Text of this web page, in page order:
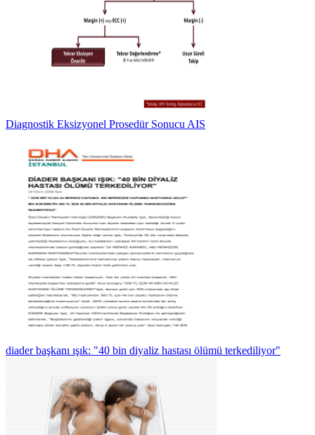
Diagnostik Eksizyonel Prosedür Sonucu AIS
diader başkanı ışık: "40 bin diyaliz hastası ölümü terkediliyor"